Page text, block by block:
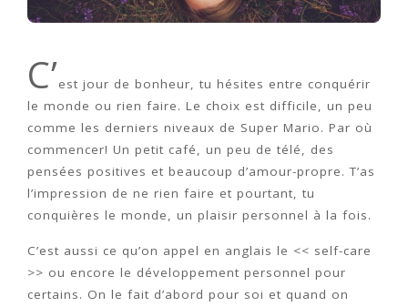
C’est jour de bonheur, tu hésites entre conquérir
le monde ou rien faire. Le choix est difficile, un peu
comme les derniers niveaux de Super Mario. Par où
commencer! Un petit café, un peu de télé, des
pensées positives et beaucoup d’amour-propre. T’as
l’impression de ne rien faire et pourtant, tu
conquières le monde, un plaisir personnel à la fois.
C’est aussi ce qu’on appel en anglais le << self-care
>> ou encore le développement personnel pour
certains. On le fait d’abord pour soi et quand on